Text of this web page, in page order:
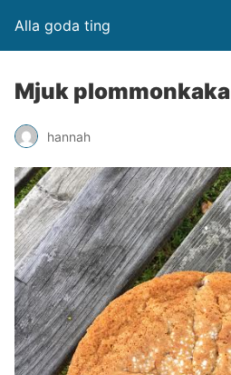
Alla goda ting
Mjuk plommonkaka
hannah